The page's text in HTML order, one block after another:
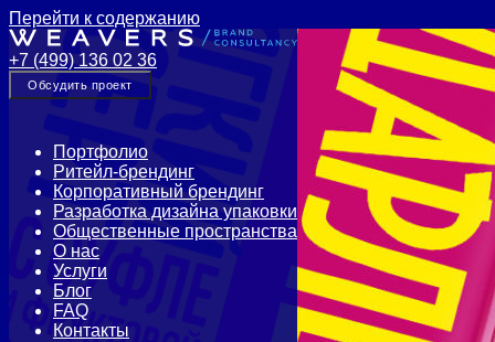
Перейти к содержанию
+7 (499) 136 02 36
Обсудить проект
Портфолио
Ритейл-брендинг
Корпоративный брендинг
Разработка дизайна упаковки
Общественные пространства
О нас
Услуги
Блог
FAQ
Контакты